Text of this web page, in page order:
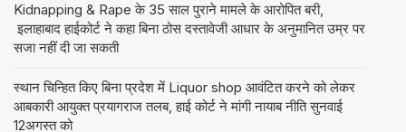
Kidnapping & Rape के 35 साल पुराने मामले के आरोपित बरी,
इलाहाबाद हाईकोर्ट ने कहा बिना ठोस दस्तावेजी आधार के अनुमानित उम्र पर
सजा नहीं दी जा सकती
स्थान चिन्हित किए बिना प्रदेश में Liquor shop आवंटित करने को लेकर
आबकारी आयुक्त प्रयागराज तलब, हाई कोर्ट ने मांगी नायाब नीति सुनवाई
12अगस्त को